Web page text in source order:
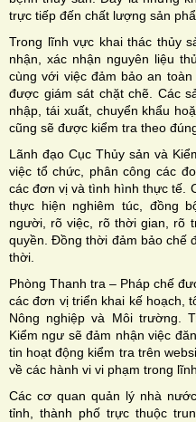
trực tiếp đến chất lượng sản
Trong lĩnh vực khai thác thủy
nhận, xác nhận nguyên liệu
cùng với việc đảm bảo an
được giám sát chặt chẽ. Các
nhập, tái xuất, chuyển khẩu
cũng sẽ được kiểm tra theo
Lãnh đạo Cục Thủy sản và
việc tổ chức, phân công các
các đơn vị và tình hình thực tế.
thực hiện nghiêm túc, đồng
người, rõ việc, rõ thời gian, rõ
quyền. Đồng thời đảm bảo chế
thời.
Phòng Thanh tra – Pháp chế
các đơn vị triển khai kế hoạch,
Nông nghiệp và Môi trường.
Kiểm ngư sẽ đảm nhận việc
tin hoạt động kiểm tra trên
về các hành vi vi phạm trong
Các cơ quan quản lý nhà
tỉnh, thành phố trực thuộc